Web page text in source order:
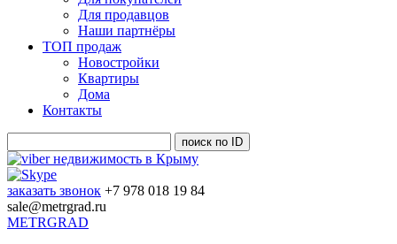
Для продавцов
Наши партнёры
ТОП продаж
Новостройки
Квартиры
Дома
Контакты
заказать звонок +7 978 018 19 84
sale@metrgrad.ru
METRGRAD